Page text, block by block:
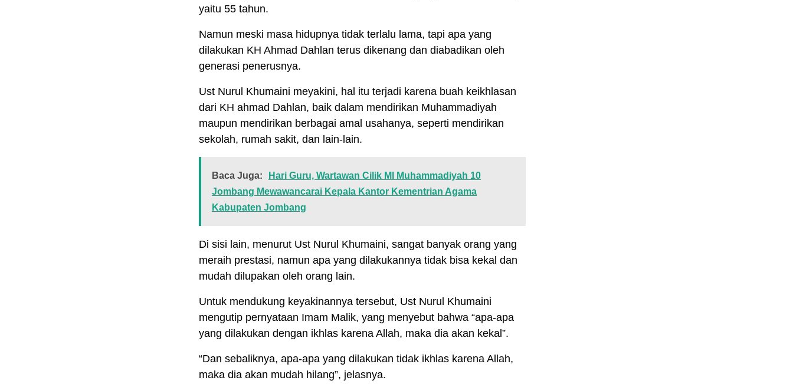
yaitu 55 tahun.
Namun meski masa hidupnya tidak terlalu lama, tapi apa yang
dilakukan KH Ahmad Dahlan terus dikenang dan diabadikan oleh
generasi penerusnya.
Ust Nurul Khumaini meyakini, hal itu terjadi karena buah keikhlasan
dari KH ahmad Dahlan, baik dalam mendirikan Muhammadiyah
maupun mendirikan berbagai amal usahanya, seperti mendirikan
sekolah, rumah sakit, dan lain-lain.
Baca Juga:
Hari Guru, Wartawan Cilik MI Muhammadiyah 10
Jombang Mewawancarai Kepala Kantor Kementrian Agama
Kabupaten Jombang
Di sisi lain, menurut Ust Nurul Khumaini, sangat banyak orang yang
meraih prestasi, namun apa yang dilakukannya tidak bisa kekal dan
mudah dilupakan oleh orang lain.
Untuk mendukung keyakinannya tersebut, Ust Nurul Khumaini
mengutip pernyataan Imam Malik, yang menyebut bahwa “apa-apa
yang dilakukan dengan ikhlas karena Allah, maka dia akan kekal”.
“Dan sebaliknya, apa-apa yang dilakukan tidak ikhlas karena Allah,
maka dia akan mudah hilang”, jelasnya.